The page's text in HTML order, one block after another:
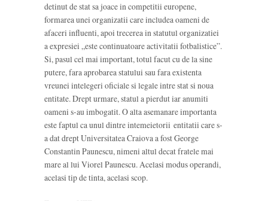
detinut de stat sa joace in competitii europene,
formarea unei organizatii care includea oameni de
afaceri influenti, apoi trecerea in statutul organizatiei
a expresiei „este continuatoare activitatii fotbalistice”.
Si, pasul cel mai important, totul facut cu de la sine
putere, fara aprobarea statului sau fara existenta
vreunei intelegeri oficiale si legale intre stat si noua
entitate. Drept urmare, statul a pierdut iar anumiti
oameni s-au imbogatit. O alta asemanare importanta
este faptul ca unul dintre intemeietorii entitatii care s-
a dat drept Universitatea Craiova a fost George
Constantin Paunescu, nimeni altul decat fratele mai
mare al lui Viorel Paunescu. Acelasi modus operandi,
acelasi tip de tinta, acelasi scop.